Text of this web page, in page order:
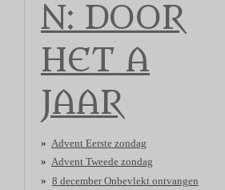
N: DOOR
HET A
JAAR
Advent Eerste zondag
Advent Tweede zondag
8 december Onbevlekt ontvangen